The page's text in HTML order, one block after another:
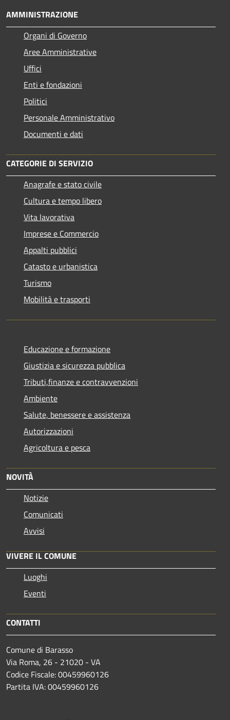
AMMINISTRAZIONE
Organi di Governo
Aree Amministrative
Uffici
Enti e fondazioni
Politici
Personale Amministrativo
Documenti e dati
CATEGORIE DI SERVIZIO
Anagrafe e stato civile
Cultura e tempo libero
Vita lavorativa
Imprese e Commercio
Appalti pubblici
Catasto e urbanistica
Turismo
Mobilità e trasporti
Educazione e formazione
Giustizia e sicurezza pubblica
Tributi,finanze e contravvenzioni
Ambiente
Salute, benessere e assistenza
Autorizzazioni
Agricoltura e pesca
NOVITÀ
Notizie
Comunicati
Avvisi
VIVERE IL COMUNE
Luoghi
Eventi
CONTATTI
Comune di Barasso
Via Roma, 26 - 21020 - VA
Codice Fiscale: 00459960126
Partita IVA: 00459960126